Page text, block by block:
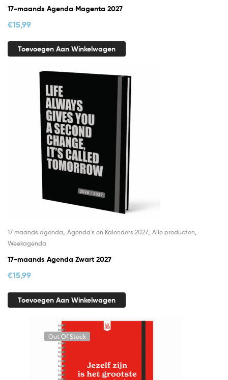
17-maands Agenda Magenta 2027
€15,99
Toevoegen Aan Winkelwagen
17 maands agenda Agenda's en Kalenders 2027 Alle producten
Weekagenda
17-maands Agenda Zwart 2027
€15,99
Toevoegen Aan Winkelwagen
Out Of Stock